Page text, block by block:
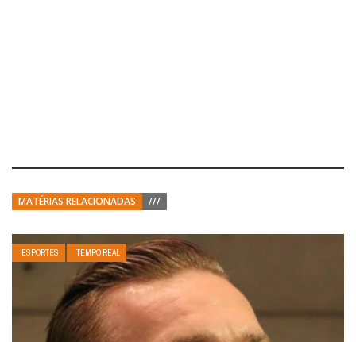
MATÉRIAS RELACIONADAS ///
ESPORTES TEMPO REAL